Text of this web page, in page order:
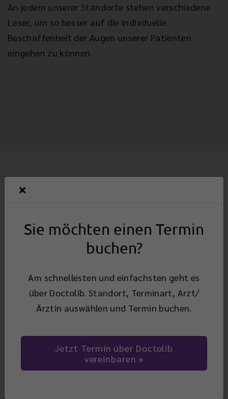
Augentagesklinik Greven
Precise Vision Augenärzte
An jedem unserer Standorte stehen verschiedene
Laser, um so besser auf die indivduelle
Beschaffenheit der Augen unserer Patienten
eingehen zu können.
Standorte
Sie möchten einen Termin
buchen?
Am schnellesten und einfachsten geht es
über Doctolib. Standort, Terminart, Arzt/
Ärztin auswählen und Termin buchen.
Jetzt Termin über Doctolib
vereinbaren